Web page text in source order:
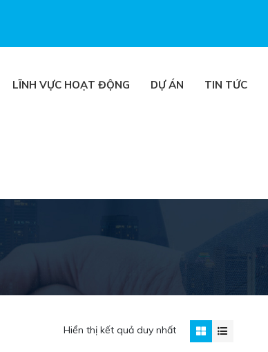
LĨNH VỰC HOẠT ĐỘNG DỰ ÁN TIN TỨC
Hiển thị kết quả duy nhất